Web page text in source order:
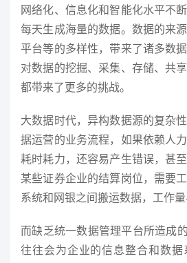
网络化、信息化和智能化水平不
每天生成海量的数据。数据的来
平台等的多样性，带来了诸多数
对数据的挖掘、采集、存储、共
都带来了更多的挑战。
大数据时代，异构数据源的复杂
据运营的业务流程，如果依赖人
耗时耗力，还容易产生错误，甚
某些证券企业的结算岗位，需要
系统和网银之间搬运数据，工作量
而缺乏统一数据管理平台所造成
往往会为企业的信息整合和数据